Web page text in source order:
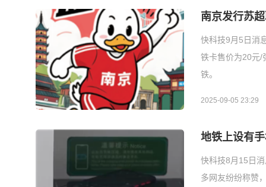
南京发行苏
快科技9月5日消
铁卡售价为20元/
铁。
2025-09-05 23:29
地铁上设有
快科技8月15日
多网友纷纷称赞